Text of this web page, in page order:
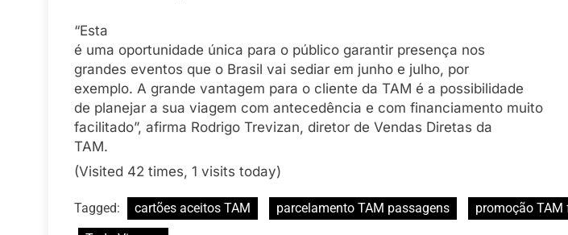
“Esta
é uma oportunidade única para o público garantir presença nos
grandes eventos que o Brasil vai sediar em junho e julho, por
exemplo. A grande vantagem para o cliente da TAM é a possibilidade
de planejar a sua viagem com antecedência e com financiamento muito
facilitado”, afirma Rodrigo Trevizan, diretor de Vendas Diretas da
TAM.
(Visited 42 times, 1 visits today)
Tagged: cartões aceitos TAM parcelamento TAM passagens
promoção TAM